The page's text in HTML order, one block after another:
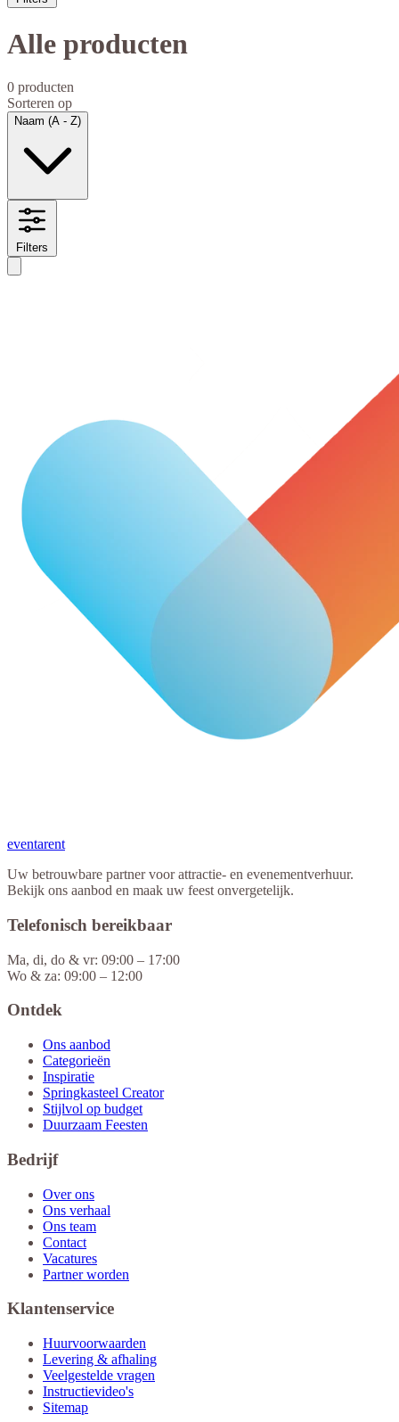
Alle producten
0 producten
Sorteren op
Naam (A - Z)
Filters
eventarent
Uw betrouwbare partner voor attractie- en evenementverhuur.
Bekijk ons aanbod en maak uw feest onvergetelijk.
Telefonisch bereikbaar
Ma, di, do & vr: 09:00 – 17:00
Wo & za: 09:00 – 12:00
Ontdek
Ons aanbod
Categorieën
Inspiratie
Springkasteel Creator
Stijlvol op budget
Duurzaam Feesten
Bedrijf
Over ons
Ons verhaal
Ons team
Contact
Vacatures
Partner worden
Klantenservice
Huurvoorwaarden
Levering & afhaling
Veelgestelde vragen
Instructievideo's
Sitemap